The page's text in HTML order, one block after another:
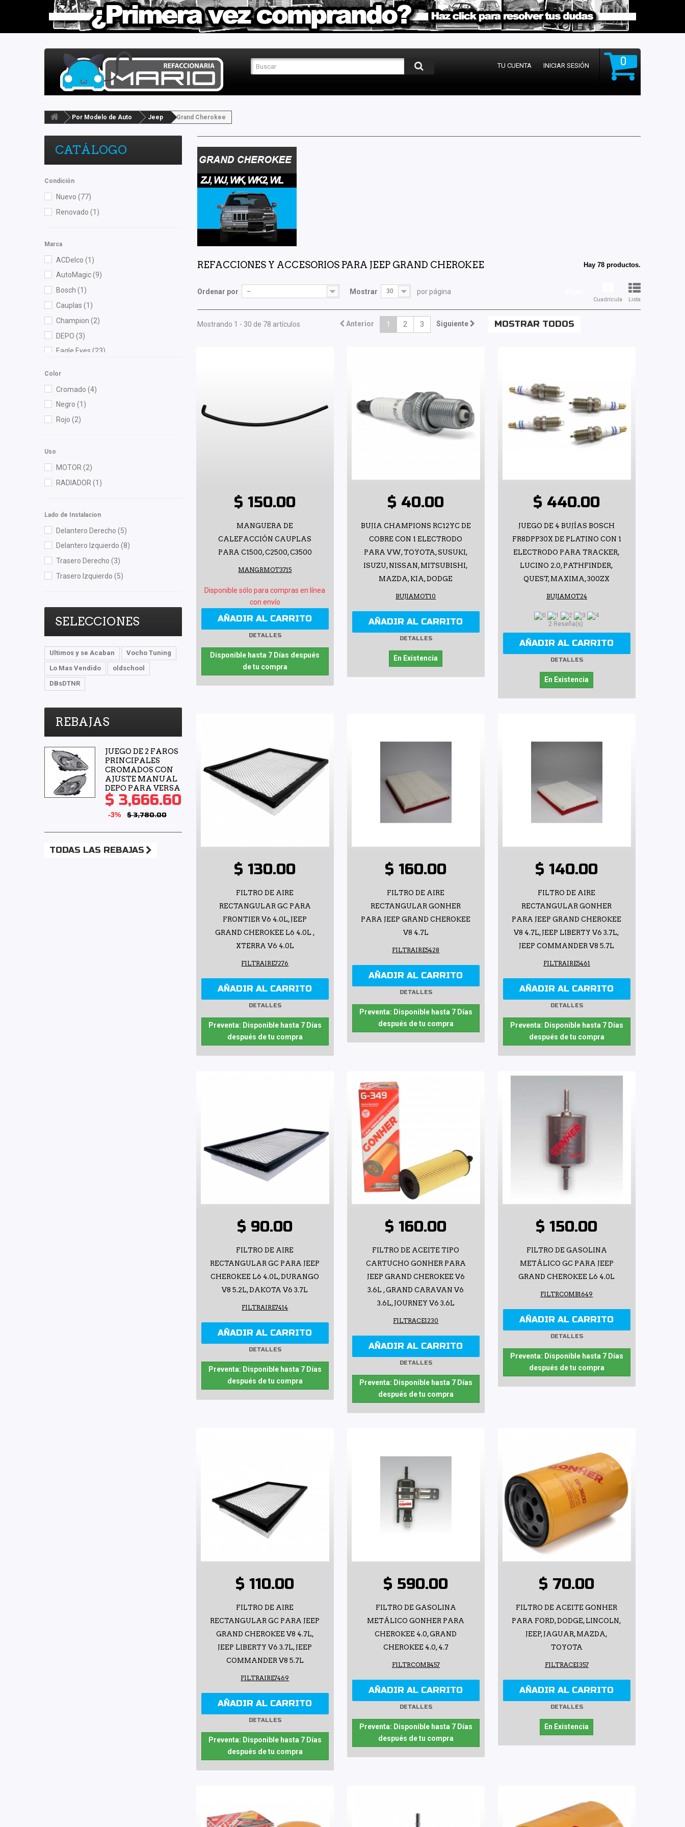
0
TU CUENTA INICIAR SESIÓN
Por Modelo de Auto Jeep Grand Cherokee
CATÁLOGO
Condición
Nuevo (77)
Renovado (1)
Marca
ACDelco (1)
AutoMagic(9)
Bosch (1)
Cauplas (1)
Champion (2)
DEPO (3)
Eagle Eyes (23)
Totalparts(1)
Color
Cromado (4)
Negro (1)
Rojo (2)
Uso
MOTOR (2)
RADIADOR (1)
Lado de Instalacion
Delantero Derecho (5)
Delantero Izquierdo (8)
Trasero Derecho (3)
Trasero Izquierdo (5)
SELECCIONES
Ultimos y se Acaban
Vocho Tuning
Lo Mas Vendido
oldschool
DBsDTNR
REBAJAS
JUEGO DE 2 FAROS
PRINCIPALES
CROMADOS CON
AJUSTE MANUAL
DEPO PARA VERSA
$ 3,666.60
-3% $ 3,780.00
TODAS LAS REBAJAS
REFACCIONES Y ACCESORIOS PARA JEEP GRAND CHEROKEE Hay 78 productos.
Cuadrícula Lista
Ordenar por -- Mostrar 30 por página
MOSTRAR TODOS
Anterior 1 2 3 Siguiente
Mostrando 1 - 30 de 78 artículos
$ 150.00
MANGUERA DE
CALEFACCIÓN CAUPLAS
PARA C1500, C2500, C3500
MANGRMOT3715
Disponible sólo para compras en línea
con envío
AÑADIR AL CARRITO
DETALLES
Disponible hasta 7 Días después
de tu compra
$ 40.00
BUJIA CHAMPIONS RC12YC DE
COBRE CON 1 ELECTRODO
PARA VW, TOYOTA, SUSUKI,
ISUZU, NISSAN, MITSUBISHI,
MAZDA, KIA, DODGE
BUJIAMOT10
AÑADIR AL CARRITO
DETALLES
En Existencia
$ 440.00
JUEGO DE 4 BUJÍAS BOSCH
FR8DPP30X DE PLATINO CON 1
ELECTRODO PARA TRACKER,
LUCINO 2.0, PATHFINDER,
QUEST, MAXIMA, 300ZX
BUJIAMOT24
2 Reseña(s)
AÑADIR AL CARRITO
DETALLES
En Existencia
$ 130.00
FILTRO DE AIRE
RECTANGULAR GC PARA
FRONTIER V6 4.0L, JEEP
GRAND CHEROKEE L6 4.0L ,
XTERRA V6 4.0L
FILTRAIRE7276
AÑADIR AL CARRITO
DETALLES
Preventa: Disponible hasta 7 Días
después de tu compra
$ 160.00
FILTRO DE AIRE
RECTANGULAR GONHER
PARA JEEP GRAND CHEROKEE
V8 4.7L
FILTRAIRE5428
AÑADIR AL CARRITO
DETALLES
Preventa: Disponible hasta 7 Días
después de tu compra
$ 140.00
FILTRO DE AIRE
RECTANGULAR GONHER
PARA JEEP GRAND CHEROKEE
V8 4.7L, JEEP LIBERTY V6 3.7L,
JEEP COMMANDER V8 5.7L
FILTRAIRE5461
AÑADIR AL CARRITO
DETALLES
Preventa: Disponible hasta 7 Días
después de tu compra
$ 90.00
FILTRO DE AIRE
RECTANGULAR GC PARA JEEP
CHEROKEE L6 4.0L, DURANGO
V8 5.2L, DAKOTA V6 3.7L
FILTRAIRE7414
AÑADIR AL CARRITO
DETALLES
Preventa: Disponible hasta 7 Días
después de tu compra
$ 160.00
FILTRO DE ACEITE TIPO
CARTUCHO GONHER PARA
JEEP GRAND CHEROKEE V6
3.6L , GRAND CARAVAN V6
3.6L, JOURNEY V6 3.6L
FILTRACEI230
AÑADIR AL CARRITO
DETALLES
Preventa: Disponible hasta 7 Días
después de tu compra
$ 150.00
FILTRO DE GASOLINA
METÁLICO GC PARA JEEP
GRAND CHEROKEE L6 4.0L
FILTRCOMB1649
AÑADIR AL CARRITO
DETALLES
Preventa: Disponible hasta 7 Días
después de tu compra
$ 110.00
FILTRO DE AIRE
RECTANGULAR GC PARA JEEP
GRAND CHEROKEE V8 4.7L,
JEEP LIBERTY V6 3.7L, JEEP
COMMANDER V8 5.7L
FILTRAIRE7469
AÑADIR AL CARRITO
DETALLES
Preventa: Disponible hasta 7 Días
después de tu compra
$ 590.00
FILTRO DE GASOLINA
METÁLICO GONHER PARA
CHEROKEE 4.0, GRAND
CHEROKEE 4.0, 4.7
FILTRCOMB457
AÑADIR AL CARRITO
DETALLES
Preventa: Disponible hasta 7 Días
después de tu compra
$ 70.00
FILTRO DE ACEITE GONHER
PARA FORD, DODGE, LINCOLN,
JEEP, JAGUAR, MAZDA,
TOYOTA
FILTRACEI357
AÑADIR AL CARRITO
DETALLES
En Existencia